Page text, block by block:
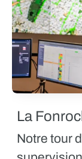
La
Notre tour